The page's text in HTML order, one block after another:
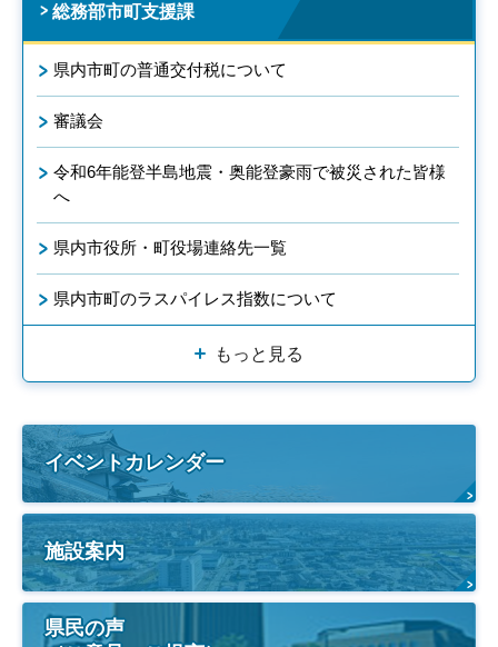
総務部市町支援課
県内市町の普通交付税について
審議会
令和6年能登半島地震・奥能登豪雨で被災された皆様
へ
県内市役所・町役場連絡先一覧
県内市町のラスパイレス指数について
もっと見る
イベントカレンダー
施設案内
県民の声